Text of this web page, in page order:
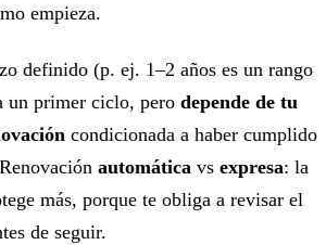
empieza.
definido (p. ej. 1–2 años es un rango
un primer ciclo, pero depende de tu
condicionada a haber cumplido
automática vs expresa: la
más, porque te obliga a revisar el
de seguir.